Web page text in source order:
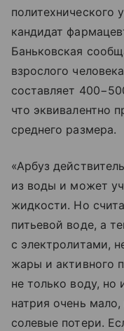
политехнического
кандидат
Баньковская
взрослого
составляет
что эквивалентно
среднего размера.
«Арбуз
из воды и может
жидкости. Но
питьевой воде, а
с электролитами,
жары и активного
не только воду, но
натрия очень
солевые потери.